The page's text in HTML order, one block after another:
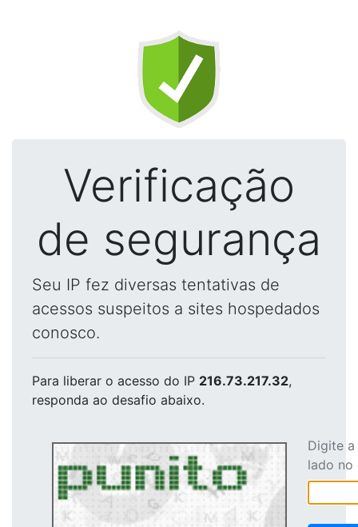
Verificação
de segurança
Seu IP fez diversas tentativas de
acessos suspeitos a sites hospedados
conosco.
Para liberar o acesso do IP 216.73.217.32,
responda ao desafio abaixo.
Digite
lado no